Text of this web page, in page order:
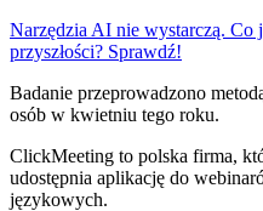
Narzędzia AI nie wystarczą. Co
przyszłości? Sprawdź!
Badanie przeprowadzono
osób w kwietniu tego roku.
ClickMeeting to polska firma,
udostępnia aplikację do
językowych.